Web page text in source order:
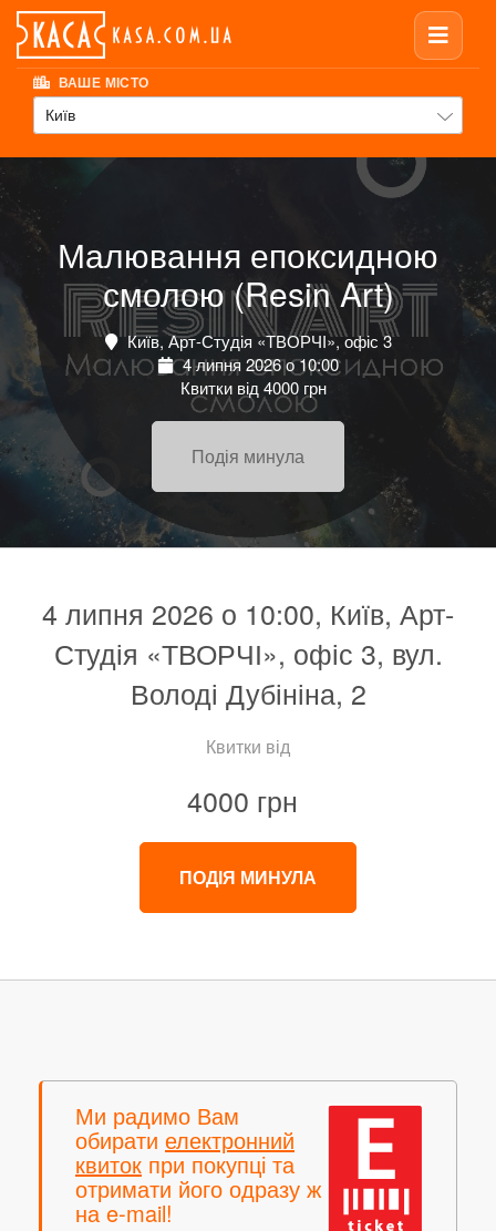
ВАШЕ МІСТО
Київ
Малювання епоксидною
смолою (Resin Art)
Київ, Арт-Студія «ТВОРЧІ», офіс 3
4 липня 2026 о 10:00
Квитки від 4000 грн
Подія минула
4 липня 2026 о 10:00, Київ, Арт-
Студія «ТВОРЧІ», офіс 3, вул.
Володі Дубініна, 2
Квитки від
4000 грн
ПОДІЯ МИНУЛА
Ми радимо Вам
обирати електронний
квиток при покупці та
отримати його одразу ж
на e-mail!